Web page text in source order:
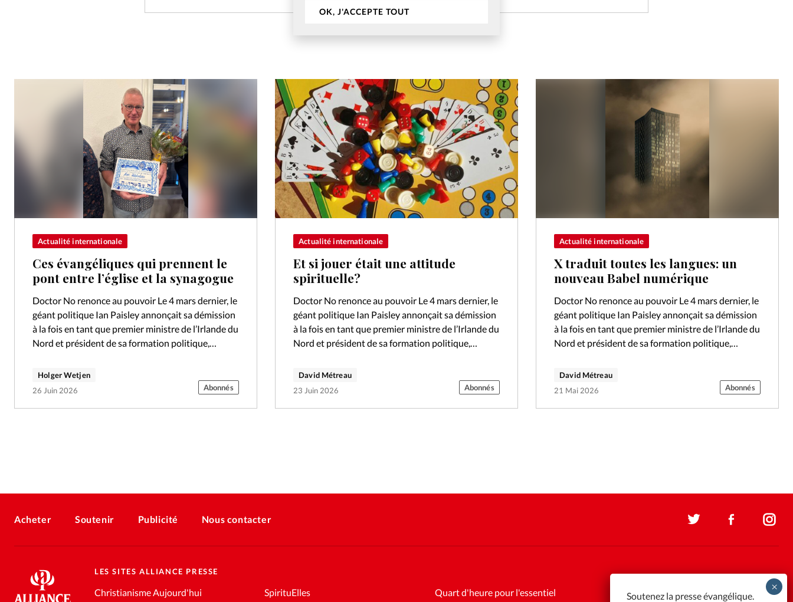
OK, J'ACCEPTE TOUT
Actualité internationale
Ces évangéliques qui prennent le
pont entre l’église et la synagogue
Doctor No renonce au pouvoir Le 4 mars dernier, le
géant politique Ian Paisley annonçait sa démission
à la fois en tant que premier ministre de l’Irlande du
Nord et président de sa formation politique,…
Holger Wetjen
26 Juin 2026
Abonnés
Actualité internationale
Et si jouer était une attitude
spirituelle?
Doctor No renonce au pouvoir Le 4 mars dernier, le
géant politique Ian Paisley annonçait sa démission
à la fois en tant que premier ministre de l’Irlande du
Nord et président de sa formation politique,…
David Métreau
23 Juin 2026
Abonnés
Actualité internationale
X traduit toutes les langues: un
nouveau Babel numérique
Doctor No renonce au pouvoir Le 4 mars dernier, le
géant politique Ian Paisley annonçait sa démission
à la fois en tant que premier ministre de l’Irlande du
Nord et président de sa formation politique,…
David Métreau
21 Mai 2026
Abonnés
Acheter Soutenir Publicité Nous contacter
LES SITES ALLIANCE PRESSE
Christianisme Aujourd'hui SpirituElles Quart d'heure pour l'essentiel
Soutenez la presse évangélique.